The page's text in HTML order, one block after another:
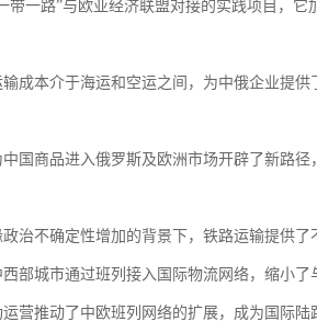
带一路”与欧亚经济联盟对接的实践项目，
成本介于海运和空运之间，为中俄企业提
国商品进入俄罗斯及欧洲市场开辟了新路
治不确定性增加的背景下，铁路运输提供
部城市通过班列接入国际物流网络，缩小
营推动了中欧班列网络的扩展，成为国际陆